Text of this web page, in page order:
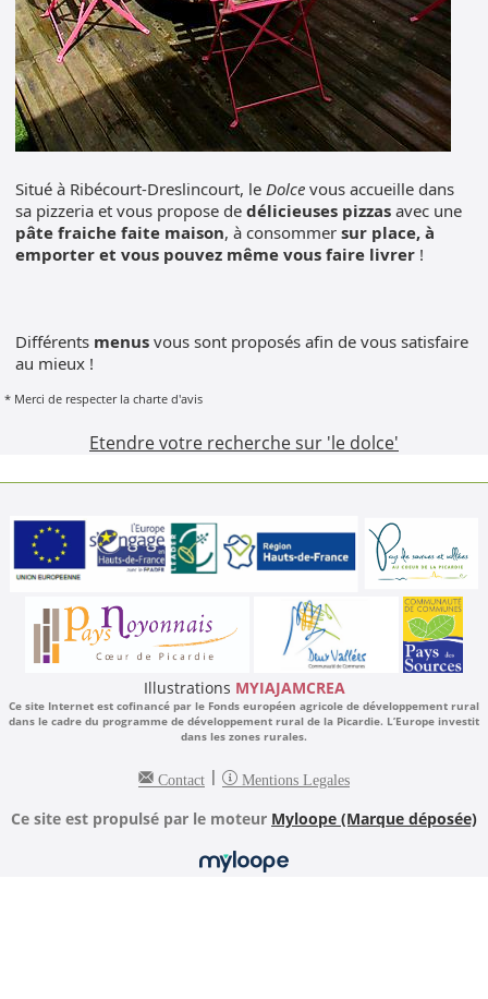
Situé à Ribécourt-Dreslincourt, le Dolce vous accueille dans
sa pizzeria et vous propose de délicieuses pizzas avec une
pâte fraiche faite maison, à consommer sur place, à
emporter et vous pouvez même vous faire livrer !
Différents menus vous sont proposés afin de vous satisfaire
au mieux !
* Merci de respecter la charte d'avis
Etendre votre recherche sur 'le dolce'
Illustrations MYIAJAMCREA
Ce site Internet est cofinancé par le Fonds européen agricole de développement rural
dans le cadre du programme de développement rural de la Picardie. L’Europe investit
dans les zones rurales.
Contact | Mentions Legales
Ce site est propulsé par le moteur Myloope (Marque déposée)